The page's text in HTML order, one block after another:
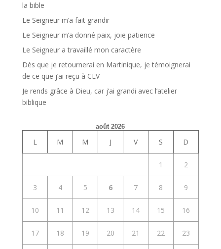
la bible
Le Seigneur m’a fait grandir
Le Seigneur m’a donné paix, joie patience
Le Seigneur a travaillé mon caractère
Dès que je retournerai en Martinique, je témoignerai
de ce que j’ai reçu à CEV
Je rends grâce à Dieu, car j’ai grandi avec l’atelier
biblique
août 2026
L M M J V S D
1 2
3 4 5 6 7 8 9
10 11 12 13 14 15 16
17 18 19 20 21 22 23